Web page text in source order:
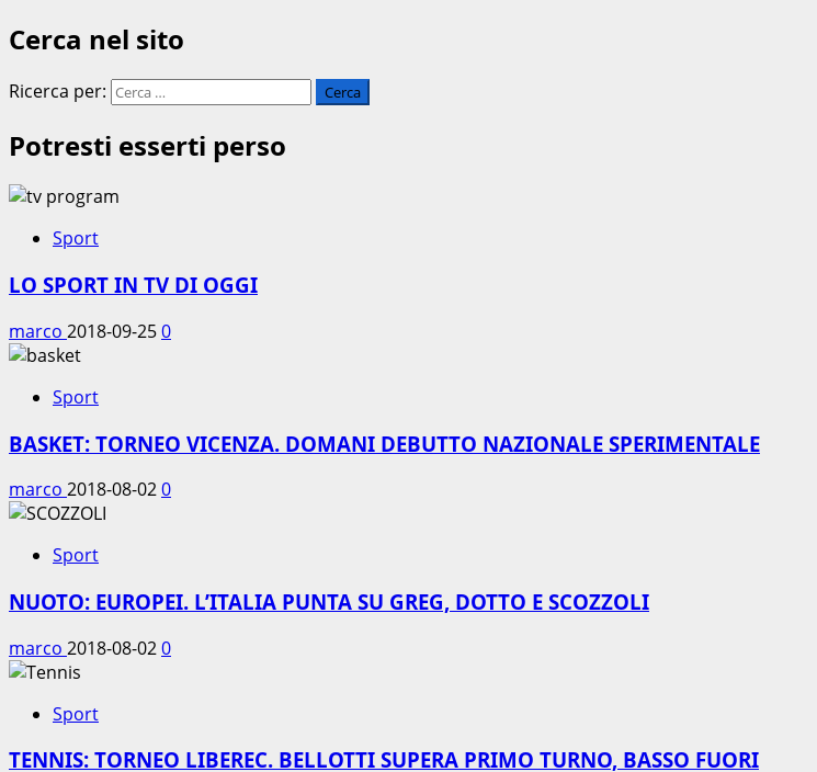
Cerca nel sito
Ricerca per:
Potresti esserti perso
Sport
LO SPORT IN TV DI OGGI
marco 2018-09-250
Sport
BASKET: TORNEO VICENZA. DOMANI DEBUTTO NAZIONALE SPERIMENTALE
marco 2018-08-020
Sport
NUOTO: EUROPEI. L’ITALIA PUNTA SU GREG, DOTTO E SCOZZOLI
marco 2018-08-020
Sport
TENNIS: TORNEO LIBEREC. BELLOTTI SUPERA PRIMO TURNO, BASSO FUORI